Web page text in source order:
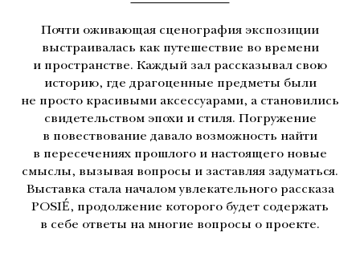
Почти оживающая сценография экспозиции
выстраивалась как путешествие во времени
и пространстве. Каждый зал рассказывал свою
историю, где драгоценные предметы были
не просто красивыми аксессуарами, а становились
свидетельством эпохи и стиля. Погружение
в повествование давало возможность найти
в пересечениях прошлого и настоящего новые
смыслы, вызывая вопросы и заставляя задуматься.
Выставка стала началом увлекательного рассказа
POSIÉ, продолжение которого будет содержать
в себе ответы на многие вопросы о проекте.